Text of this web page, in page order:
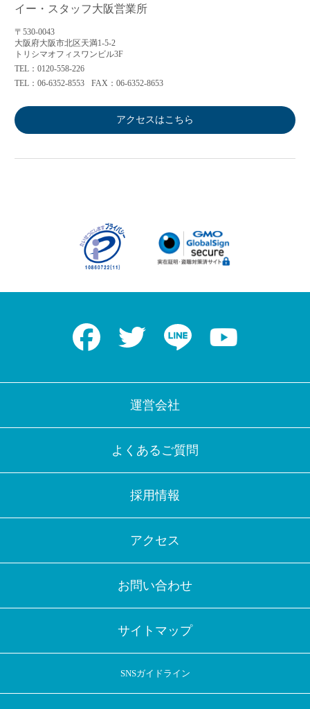
イー・スタッフ大阪営業所
〒530-0043
大阪府大阪市北区天満1-5-2
トリシマオフィスワンビル3F
TEL：0120-558-226
TEL：06-6352-8553
FAX：06-6352-8653
アクセスはこちら
Facebook Twitter LINE
運営会社
よくあるご質問
採用情報
アクセス
お問い合わせ
サイトマップ
SNSガイドライン